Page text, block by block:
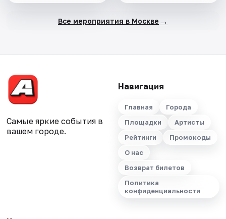
Все мероприятия в Москве →
Самые яркие события в
вашем городе.
Навигация
Главная
Города
Площадки
Артисты
Рейтинги
Промокоды
О нас
Возврат билетов
Политика
конфиденциальности